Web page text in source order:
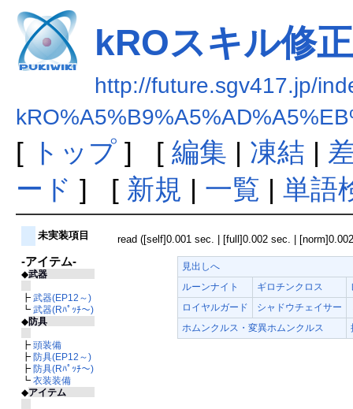
kROスキル修
http://future.sgv417.jp/
[ トップ] [ 編集 | 凍結 |
ード ] [ 新規 | 一覧 | 単語
未実装項目
-アイテム-
◆武器
┣ 武器(EP12～)
┗ 武器(Rﾊﾟｯﾁ～)
◆防具
┣ 頭装備
┣ 防具(EP12～)
┣ 防具(Rﾊﾟｯﾁ～)
┗ 衣装装備
◆アイテム
read ([self]0.001 sec. | [full]0.002 sec. |
見出しへ
ルーンナイト
ギロチンクロス
ロイヤルガード
シャドウチェイサー
ホムンクルス・変異ホムンクルス